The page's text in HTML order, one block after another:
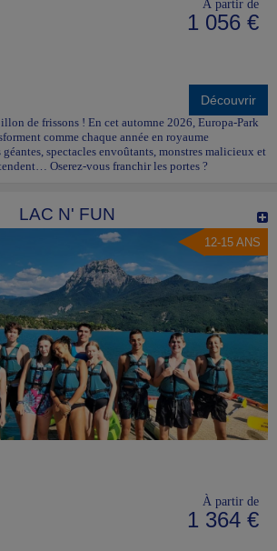
À partir de
1 056 €
Découvrir
de frissons ! En cet automne 2026, Europa-Park
comme chaque année en royaume
spectacles envoûtants, monstres malicieux et
Oserez-vous franchir les portes ?
LAC N' FUN
12-15 ANS
À partir de
1 364 €